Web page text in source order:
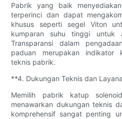
Pabrik yang baik
terperinci dan dapat
khusus seperti segel Viton
kumparan suhu tinggi untuk
Transparansi dalam
paduan merupakan indikator
teknis pabrik.
**4. Dukungan Teknis dan
Memilih pabrik katup
menawarkan dukungan teknis
komprehensif sangat penting